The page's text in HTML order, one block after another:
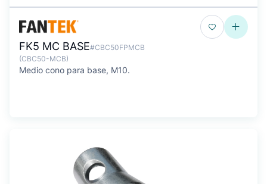
FK5 MC BASE#CBC50FPMCB
(CBC50-MCB)
Medio cono para base, M10.